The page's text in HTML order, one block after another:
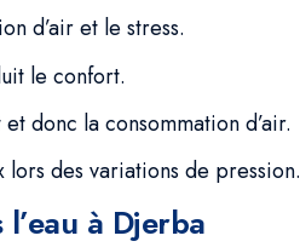
d’air et le stress.
le confort.
donc la consommation d’air.
des variations de pression.
à Djerba